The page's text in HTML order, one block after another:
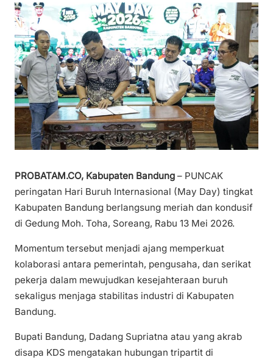
PROBATAM.CO, Kabupaten Bandung – PUNCAK
peringatan Hari Buruh Internasional (May Day) tingkat
Kabupaten Bandung berlangsung meriah dan kondusif
di Gedung Moh. Toha, Soreang, Rabu 13 Mei 2026.
Momentum tersebut menjadi ajang memperkuat
kolaborasi antara pemerintah, pengusaha, dan serikat
pekerja dalam mewujudkan kesejahteraan buruh
sekaligus menjaga stabilitas industri di Kabupaten
Bandung.
Bupati Bandung, Dadang Supriatna atau yang akrab
disapa KDS mengatakan hubungan tripartit di